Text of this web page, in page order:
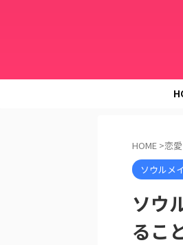
HOME >恋
ソウルメ
ソウ
るこ